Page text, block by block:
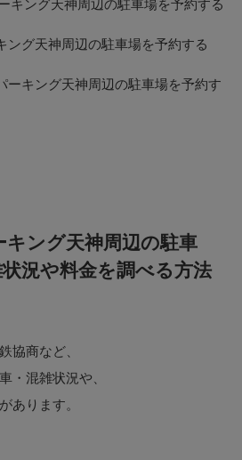
キング天神周辺の駐車場を予約する
ング天神周辺の駐車場を予約する
ーキング天神周辺の駐車場を予約す
ング天神周辺の駐車
況や料金を調べる方法
協商など、
・混雑状況や、
あります。